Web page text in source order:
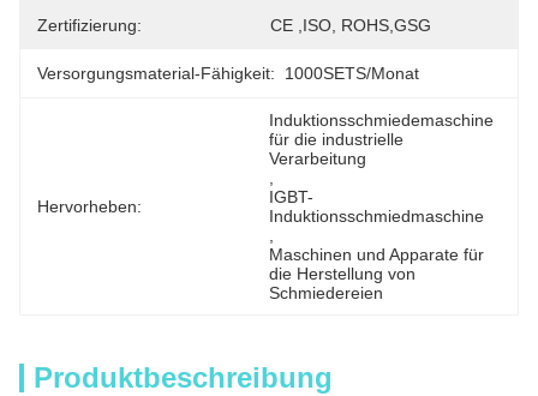
Zertifizierung: CE ,ISO, ROHS,GSG
Versorgungsmaterial-Fähigkeit: 1000SETS/Monat
Hervorheben:
Induktionsschmiedemaschine
für die industrielle
Verarbeitung
IGBT-
Induktionsschmiedmaschine
Maschinen und Apparate für
die Herstellung von
Schmiedereien
Produktbeschreibung